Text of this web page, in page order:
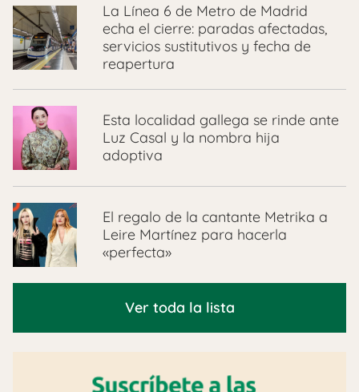
La Línea 6 de Metro de Madrid
echa el cierre: paradas afectadas,
servicios sustitutivos y fecha de
reapertura
Esta localidad gallega se rinde ante
Luz Casal y la nombra hija
adoptiva
El regalo de la cantante Metrika a
Leire Martínez para hacerla
«perfecta»
Ver toda la lista